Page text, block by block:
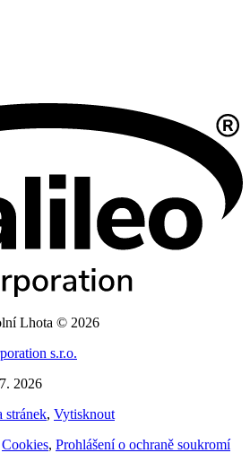
Lhota © 2026
s.r.o.
2026
stránek, Vytisknout
Cookies, Prohlášení o ochraně soukromí